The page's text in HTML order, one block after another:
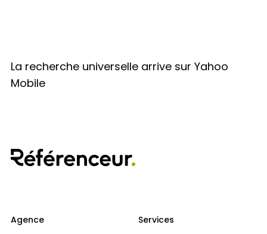
La recherche universelle arrive sur Yahoo
Mobile
Agence
Services